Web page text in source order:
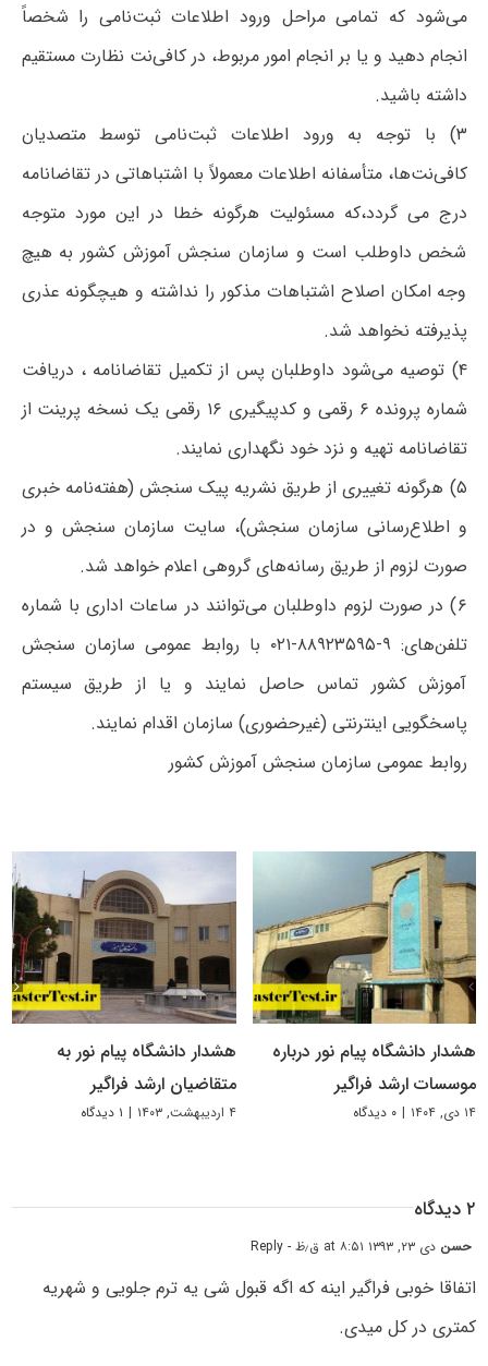
می‌شود که تمامی مراحل ورود اطلاعات ثبت‌نامی را شخصاً
انجام دهید و یا بر انجام امور مربوط، در کافی‌نت نظارت مستقیم
داشته باشید.
۳) با توجه به ورود اطلاعات ثبت‌نامی توسط متصدیان
کافی‌نت‌ها، متأسفانه اطلاعات معمولاً با اشتباهاتی در تقاضانامه
درج می گردد،که مسئولیت هرگونه خطا در این مورد متوجه
شخص داوطلب است و سازمان سنجش آموزش کشور به هیچ
وجه امکان اصلاح اشتباهات مذکور را نداشته و هیچگونه عذری
پذیرفته نخواهد شد.
۴) توصیه‌ می‌شود داوطلبان پس از تکمیل تقاضانامه ، دریافت
شماره پرونده ۶ رقمی و کدپیگیری ۱۶ رقمی یک نسخه پرینت از
تقاضانامه تهیه و نزد خود نگهداری نمایند.
۵) هرگونه‌ تغییری‌ از طریق‌ نشریه پیک‌ سنجش‌ (هفته‌نامه خبری‌
و اطلاع‌رسانی‌ سازمان ‌سنجش‌)، سایت سازمان سنجش و در
صورت لزوم ‌از طریق رسانه‌های گروهی ‌اعلام ‌خواهد شد.
۶) در صورت‌ لزوم‌ داوطلبان می‌توانند در ساعات اداری با شماره
تلفن‌های: ۹-۸۸۹۲۳۵۹۵‌-۰۲۱ با روابط عمومی ‌سازمان‌ سنجش‌
آموزش‌ کشور تماس‌ حاصل‌ نمایند و یا از طریق سیستم
پاسخگویی اینترنتی (غیرحضوری) سازمان اقدام نمایند.
روابط عمومی سازمان سنجش آموزش کشور
هشدار دانشگاه پیام نور درباره
موسسات ارشد فراگیر
۱۴ دی, ۱۴۰۴ | ۰ دیدگاه
هشدار دانشگاه پیام نور به
متقاضیان ارشد فراگیر
۴ اردیبهشت, ۱۴۰۳ | ۱ دیدگاه
۲ دیدگاه
حسن دی ۲۳, ۱۳۹۳ at ۸:۵۱ ق٫ظ - Reply
اتفاقا خوبی فراگیر اینه که اگه قبول شی یه ترم جلویی و شهریه
کمتری در کل میدی.